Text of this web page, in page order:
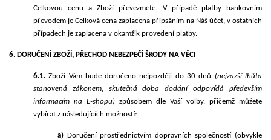
Celkovou cenu a Zboží převezmete. V případě platby bankovním
převodem je Celková cena zaplacena připsáním na Náš účet, v ostatních
případech je zaplacena v okamžik provedení platby.
6. DORUČENÍ ZBOŽÍ, PŘECHOD NEBEZPEČÍ ŠKODY NA VĚCI
6.1. Zboží Vám bude doručeno nejpozději do30 dnů
(nejzazší lhůta
stanovená zákonem, skutečná doba dodání odpovídá především
informacím na E-shopu)způsobem dle Vaší volby, přičemž můžete
vybírat z následujících možností:
a) Doručení prostřednictvím dopravních společností (obvykle